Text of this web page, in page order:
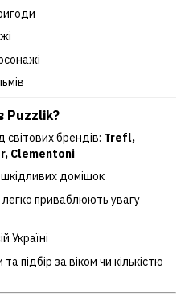
Puzzlik?
брендів: Trefl,
Clementoni
шкідливих домішок
легко приваблюють увагу
Україні
підбір за віком чи кількістю